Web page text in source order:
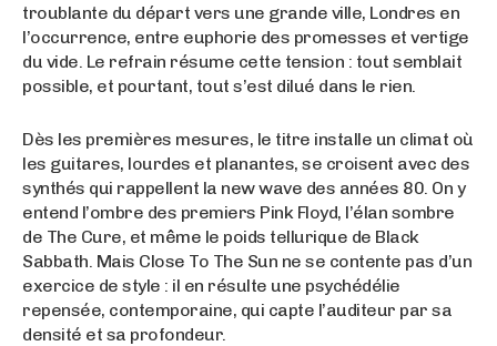
troublante du départ vers une grande ville, Londres en
l’occurrence, entre euphorie des promesses et vertige
du vide. Le refrain résume cette tension : tout semblait
possible, et pourtant, tout s’est dilué dans le rien.
Dès les premières mesures, le titre installe un climat où
les guitares, lourdes et planantes, se croisent avec des
synthés qui rappellent la new wave des années 80. On y
entend l’ombre des premiers Pink Floyd, l’élan sombre
de The Cure, et même le poids tellurique de Black
Sabbath. Mais Close To The Sun ne se contente pas d’un
exercice de style : il en résulte une psychédélie
repensée, contemporaine, qui capte l’auditeur par sa
densité et sa profondeur.